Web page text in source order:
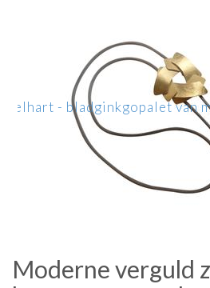
hart - bladginkgopalet van
Moderne verguld